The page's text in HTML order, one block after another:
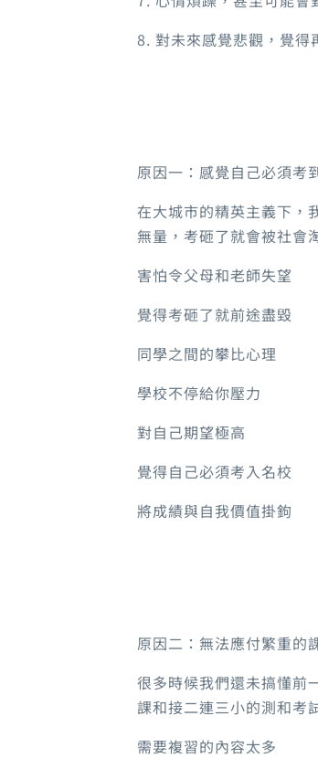
8. 對未來感覺悲觀，覺得
原因一：感覺自己必須考
在大城市的精英主義下，
無量，考砸了就會被社會
害怕令父母和老師失望
覺得考砸了就前途盡毀
同學之間的攀比心理
學校不停給你壓力
對自己期望極高
覺得自己必須考入名校
將成績與自我價值掛鉤
原因二：無法應付繁重的
很多時候我們還未搞懂前
課和接二連三小的測和考
需要複習的內容太多